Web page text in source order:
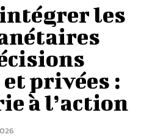
les
privées :
à l’action